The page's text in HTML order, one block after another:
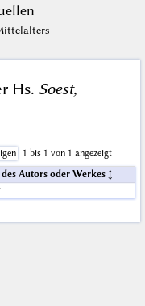
Hs. Soest,
1 bis 1 von 1 angezeigt
Autors oder Werkes